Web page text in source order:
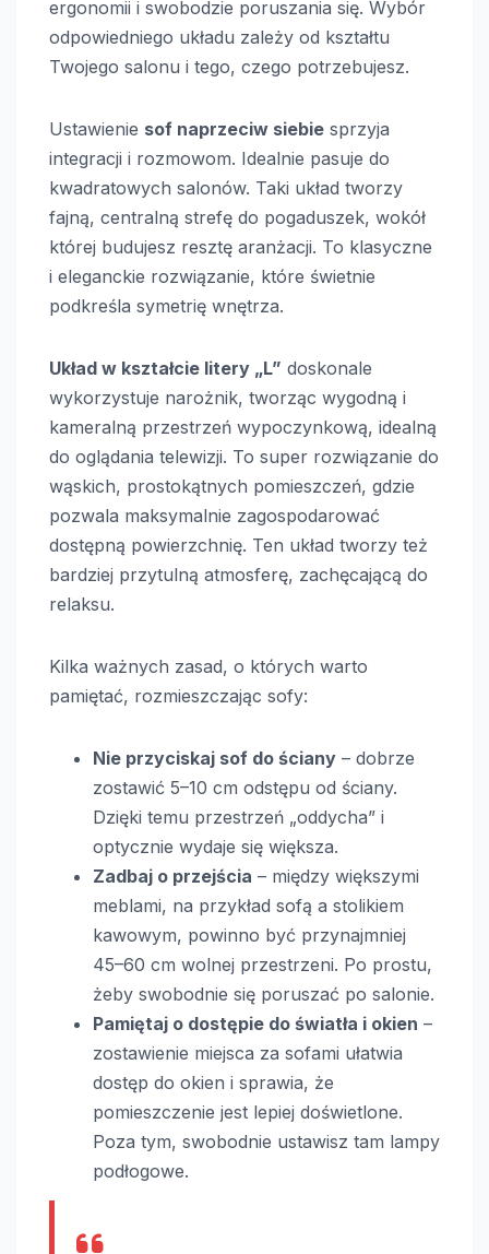
ergonomii i swobodzie poruszania się. Wybór
odpowiedniego układu zależy od kształtu
Twojego salonu i tego, czego potrzebujesz.
Ustawienie sof naprzeciw siebie sprzyja
integracji i rozmowom. Idealnie pasuje do
kwadratowych salonów. Taki układ tworzy
fajną, centralną strefę do pogaduszek, wokół
której budujesz resztę aranżacji. To klasyczne
i eleganckie rozwiązanie, które świetnie
podkreśla symetrię wnętrza.
Układ w kształcie litery „L” doskonale
wykorzystuje narożnik, tworząc wygodną i
kameralną przestrzeń wypoczynkową, idealną
do oglądania telewizji. To super rozwiązanie do
wąskich, prostokątnych pomieszczeń, gdzie
pozwala maksymalnie zagospodarować
dostępną powierzchnię. Ten układ tworzy też
bardziej przytulną atmosferę, zachęcającą do
relaksu.
Kilka ważnych zasad, o których warto
pamiętać, rozmieszczając sofy:
Nie przyciskaj sof do ściany – dobrze
zostawić 5–10 cm odstępu od ściany.
Dzięki temu przestrzeń „oddycha” i
optycznie wydaje się większa.
Zadbaj o przejścia – między większymi
meblami, na przykład sofą a stolikiem
kawowym, powinno być przynajmniej
45–60 cm wolnej przestrzeni. Po prostu,
żeby swobodnie się poruszać po salonie.
Pamiętaj o dostępie do światła i okien –
zostawienie miejsca za sofami ułatwia
dostęp do okien i sprawia, że
pomieszczenie jest lepiej doświetlone.
Poza tym, swobodnie ustawisz tam lampy
podłogowe.